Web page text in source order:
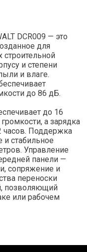
DCR009 — это
для
строительной
и степени
и влаге.
до 86 дБ.
до 16
а зарядка
часов. Поддержка
и стабильное
Управление
панели —
сопряжение и
переноски
позволяющий
или рабочем